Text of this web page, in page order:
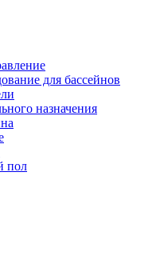
для бассейнов
назначения
пол